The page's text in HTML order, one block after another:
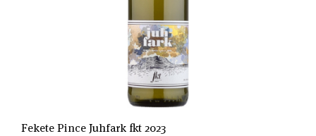
Fekete Pince Juhfark fkt 2023